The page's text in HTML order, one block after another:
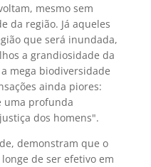
mesmo sem
da região. Já aqueles
que será inundada,
a grandiosidade da
mega biodiversidade
ainda piores:
uma profunda
dos homens".
demonstram que o
de ser efetivo em